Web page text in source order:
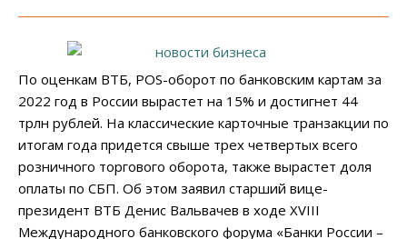
По оценкам ВТБ, POS-оборот по банковским картам за
2022 год в России вырастет на 15% и достигнет 44
трлн рублей. На классические карточные транзакции по
итогам года придется свыше трех четвертых всего
розничного торгового оборота, также вырастет доля
оплаты по СБП. Об этом заявил старший вице-
президент ВТБ Денис Вальвачев в ходе XVIII
Международного банковского форума «Банки России –